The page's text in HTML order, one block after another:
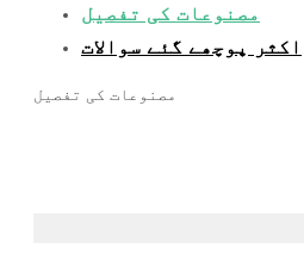
مصنوعات کی تفصیل
اکثر پوچھے گئے سوالات
مصنوعات کی تفصیل